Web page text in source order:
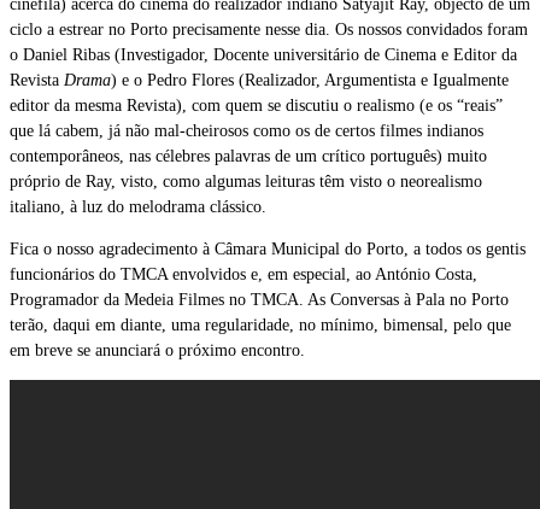
cinéfila) acerca do cinema do realizador indiano Satyajit Ray, objecto de um
ciclo a estrear no Porto precisamente nesse dia. Os nossos convidados foram
o Daniel Ribas (Investigador, Docente universitário de Cinema e Editor da
Revista Drama) e o Pedro Flores (Realizador, Argumentista e Igualmente
editor da mesma Revista), com quem se discutiu o realismo (e os “reais”
que lá cabem, já não mal-cheirosos como os de certos filmes indianos
contemporâneos, nas célebres palavras de um crítico português) muito
próprio de Ray, visto, como algumas leituras têm visto o neorealismo
italiano, à luz do melodrama clássico.
Fica o nosso agradecimento à Câmara Municipal do Porto, a todos os gentis
funcionários do TMCA envolvidos e, em especial, ao António Costa,
Programador da Medeia Filmes no TMCA. As Conversas à Pala no Porto
terão, daqui em diante, uma regularidade, no mínimo, bimensal, pelo que
em breve se anunciará o próximo encontro.